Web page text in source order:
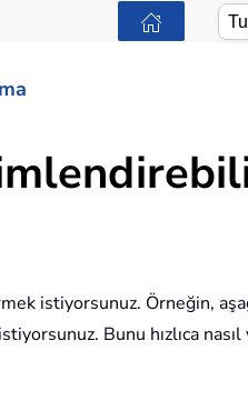
istiyorsunuz. Örneğin,
Bunu hızlıca nasıl